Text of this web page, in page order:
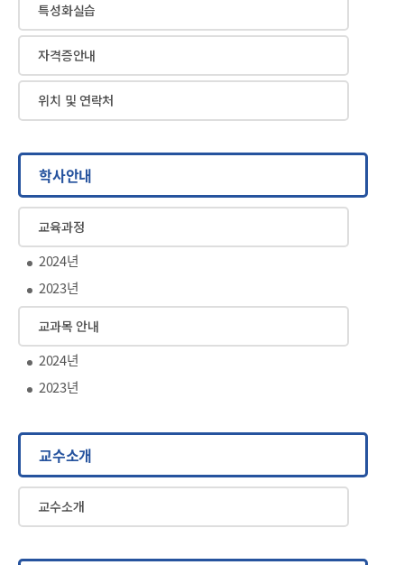
특성화실습
자격증안내
위치 및 연락처
학사안내
교육과정
2024년
2023년
교과목 안내
2024년
2023년
교수소개
교수소개